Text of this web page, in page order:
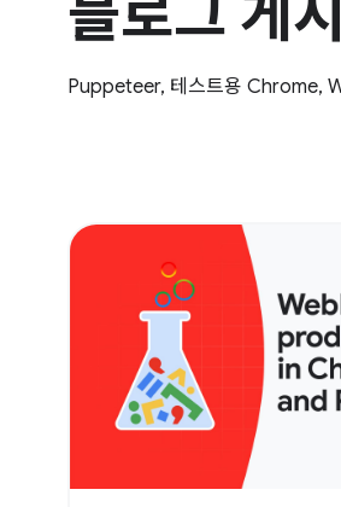
블로그 게
Puppeteer, 테스트용 Chrome,